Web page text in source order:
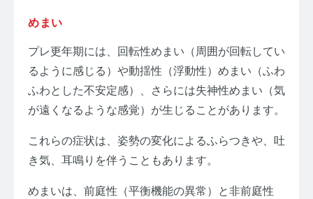
めまい
プレ更年期には、回転性めまい（周囲が回転してい
るように感じる）や動揺性（浮動性）めまい（ふわ
ふわとした不安定感）、さらには失神性めまい（気
が遠くなるような感覚）が生じることがあります。
これらの症状は、姿勢の変化によるふらつきや、吐
き気、耳鳴りを伴うこともあります。
めまいは、前庭性（平衡機能の異常）と非前庭性